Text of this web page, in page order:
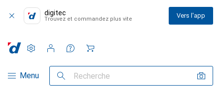
digitec
Trouvez et commandez plus vite Vers l'app
Navigation par catégorie
Menu Recherche
Paramètres
Compte client
Listes de comparaison
Listes d'envies
Panier